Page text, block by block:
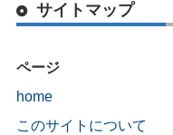
サイトマップ
ページ
home
このサイトについて